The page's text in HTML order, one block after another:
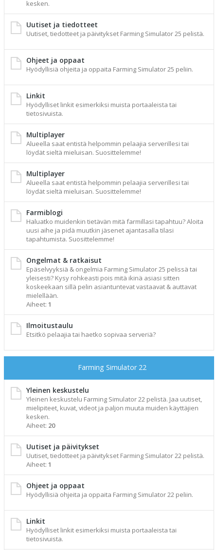
kesken.
Uutiset ja tiedotteet
Uutiset, tiedotteet ja päivitykset Farming Simulator 25 pelistä.
Ohjeet ja oppaat
Hyödyllisiä ohjeita ja oppaita Farming Simulator 25 peliin.
Linkit
Hyödylliset linkit esimerkiksi muista portaaleista tai
tietosivuista.
Multiplayer
Alueella saat entistä helpommin pelaajia serverillesi tai
löydät sieltä mieluisan. Suosittelemme!
Multiplayer
Alueella saat entistä helpommin pelaajia serverillesi tai
löydät sieltä mieluisan. Suosittelemme!
Farmiblogi
Haluatko muidenkin tietävän mitä farmillasi tapahtuu? Aloita
uusi aihe ja pidä muutkin jäsenet ajantasalla tilasi
tapahtumista. Suosittelemme!
Ongelmat & ratkaisut
Epäselvyyksiä & ongelmia Farming Simulator 25 pelissä tai
yleisesti? Kysy rohkeasti pois mitä ikinä asiasi sitten
koskeekaan sillä pelin asiantuntevat vastaavat & auttavat
mielellään.
Aiheet: 1
Ilmoitustaulu
Etsitkö pelaajia tai haetko sopivaa serveriä?
Farming Simulator 22
Yleinen keskustelu
Yleinen keskustelu Farming Simulator 22 pelistä. Jaa uutiset,
mielipiteet, kuvat, videot ja paljon muuta muiden käyttäjien
kesken.
Aiheet: 20
Uutiset ja päivitykset
Uutiset, tiedotteet ja päivitykset Farming Simulator 22 pelistä.
Aiheet: 1
Ohjeet ja oppaat
Hyödyllisiä ohjeita ja oppaita Farming Simulator 22 peliin.
Linkit
Hyödylliset linkit esimerkiksi muista portaaleista tai
tietosivuista.